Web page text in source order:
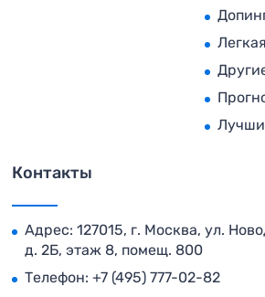
Контакты
Адрес: 127015, г. Москва, ул.
д. 2Б, этаж 8, помещ. 800
Телефон: +7 (495) 777-02-82